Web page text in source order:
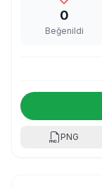
0
Beğenildi
PNG